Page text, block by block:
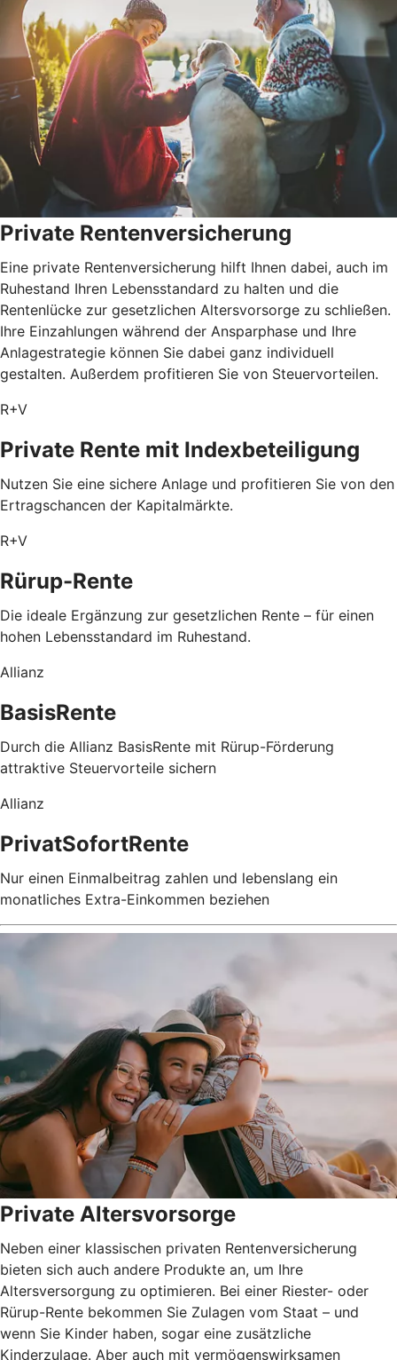
Private Rentenversicherung
Eine private Rentenversicherung hilft Ihnen dabei, auch im
Ruhestand Ihren Lebensstandard zu halten und die
Rentenlücke zur gesetzlichen Altersvorsorge zu schließen.
Ihre Einzahlungen während der Ansparphase und Ihre
Anlagestrategie können Sie dabei ganz individuell
gestalten. Außerdem profitieren Sie von Steuervorteilen.
R+V
Private Rente mit Index­beteiligung
Nutzen Sie eine sichere Anlage und profitieren Sie von den
Ertragschancen der Kapitalmärkte.
R+V
Rürup-Rente
Die ideale Ergänzung zur gesetzlichen Rente – für einen
hohen Lebensstandard im Ruhestand.
Allianz
BasisRente
Durch die Allianz BasisRente mit Rürup-Förderung
attraktive Steuervorteile sichern
Allianz
PrivatSofortRente
Nur einen Einmalbeitrag zahlen und lebenslang ein
monatliches Extra-Einkommen beziehen
Private Altersvorsorge
Neben einer klassischen privaten Rentenversicherung
bieten sich auch andere Produkte an, um Ihre
Altersversorgung zu optimieren. Bei einer Riester- oder
Rürup-Rente bekommen Sie Zulagen vom Staat – und
wenn Sie Kinder haben, sogar eine zusätzliche
Kinderzulage. Aber auch mit vermögenswirksamen